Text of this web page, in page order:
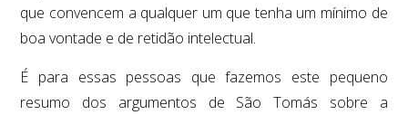
que convencem a qualquer um que tenha um mínimo de
boa vontade e de retidão intelectual.
É para essas pessoas que fazemos este pequeno
resumo dos argumentos de São Tomás sobre a